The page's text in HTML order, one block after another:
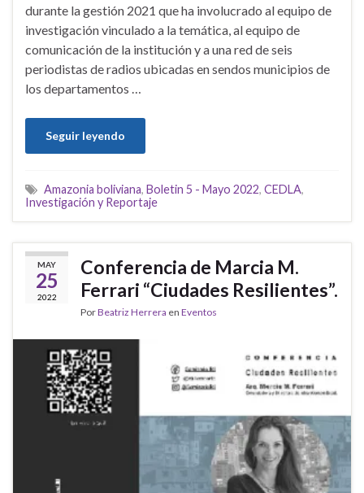
durante la gestión 2021 que ha involucrado al equipo de
investigación vinculado a la temática, al equipo de
comunicación de la institución y a una red de seis
periodistas de radios ubicadas en sendos municipios de
los departamentos …
Seguir leyendo
Amazonia boliviana, Boletin 5 - Mayo 2022, CEDLA,
Investigación y Reportaje
MAY
25
2022
Conferencia de Marcia M.
Ferrari “Ciudades Resilientes”.
PorBeatriz Herrera en Eventos